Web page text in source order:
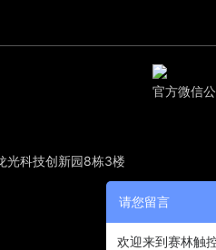
光科技创新园8栋3楼
官方微信
请您留言
欢迎来到赛林触